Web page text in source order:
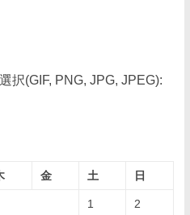
択(GIF, PNG, JPG, JPEG):
金 土 日
1 2